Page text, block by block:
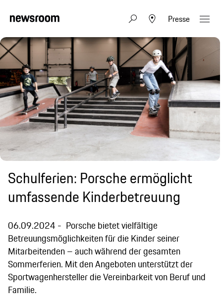
Presse
Schulferien: Porsche ermöglicht
umfassende Kinderbetreuung
06.09.2024
Porsche bietet vielfältige
Betreuungsmöglichkeiten für die Kinder seiner
Mitarbeitenden – auch während der gesamten
Sommerferien. Mit den Angeboten unterstützt der
Sportwagenhersteller die Vereinbarkeit von Beruf und
Familie.